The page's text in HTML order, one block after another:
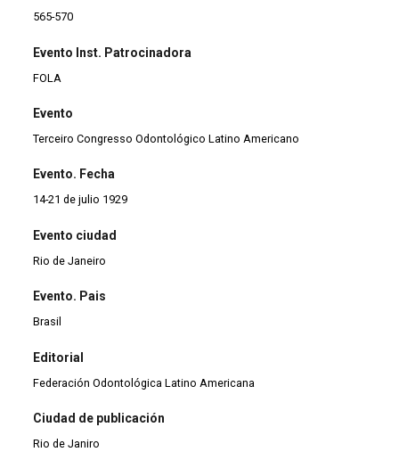
565-570
Evento Inst. Patrocinadora
FOLA
Evento
Terceiro Congresso Odontológico Latino Americano
Evento. Fecha
14-21 de julio 1929
Evento ciudad
Rio de Janeiro
Evento. Pais
Brasil
Editorial
Federación Odontológica Latino Americana
Ciudad de publicación
Rio de Janiro